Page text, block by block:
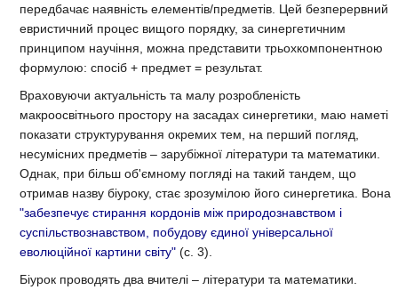
передбачає наявність елементів/предметів. Цей безперервний
евристичний процес вищого порядку, за синергетичним
принципом научіння, можна представити трьохкомпонентною
формулою: спосіб + предмет = результат.
Враховуючи актуальність та малу розробленість
макроосвітнього простору на засадах синергетики, маю наметі
показати структурування окремих тем, на перший погляд,
несумісних предметів – зарубіжної літератури та математики.
Однак, при більш об'ємному погляді на такий тандем, що
отримав назву біуроку, стає зрозумілою його синергетика. Вона
"забезпечує стирання кордонів між природознавством і
суспільствознавством, побудову єдиної універсальної
еволюційної картини світу" (с. 3).
Біурок проводять два вчителі – літератури та математики.